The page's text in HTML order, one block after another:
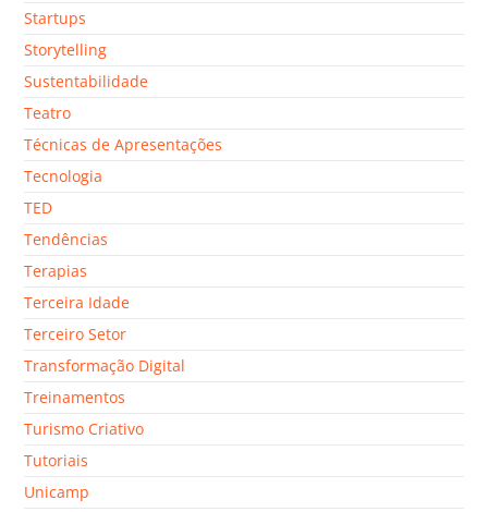
Startups
Storytelling
Sustentabilidade
Teatro
Técnicas de Apresentações
Tecnologia
TED
Tendências
Terapias
Terceira Idade
Terceiro Setor
Transformação Digital
Treinamentos
Turismo Criativo
Tutoriais
Unicamp